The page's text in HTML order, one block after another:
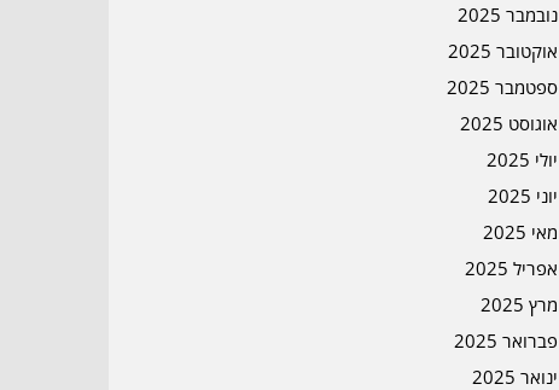
נובמבר 2025
אוקטובר 2025
ספטמבר 2025
אוגוסט 2025
יולי 2025
יוני 2025
מאי 2025
אפריל 2025
מרץ 2025
פברואר 2025
ינואר 2025